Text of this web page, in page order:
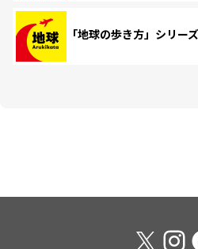
「地球の歩き方」シリー